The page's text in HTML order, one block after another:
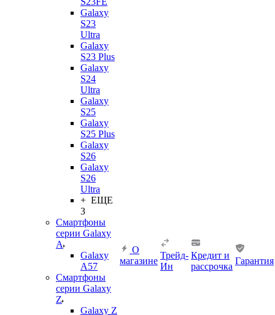
Galaxy
S23
Ultra
Galaxy
S23 Plus
Galaxy
S24
Ultra
Galaxy
S25
Galaxy
S25 Plus
Galaxy
S26
Galaxy
S26
Ultra
+ ЕЩЕ
3
Смартфоны
серии Galaxy
A
Galaxy
A57
Смартфоны
серии Galaxy
Z
Galaxy Z
О
магазине
Трейд-
Ин
Кредит и
рассрочка
Гарантия